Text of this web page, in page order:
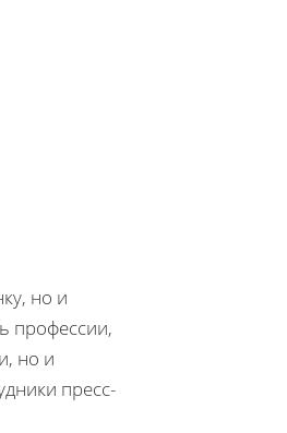
но и
профессии,
но и
пресс-